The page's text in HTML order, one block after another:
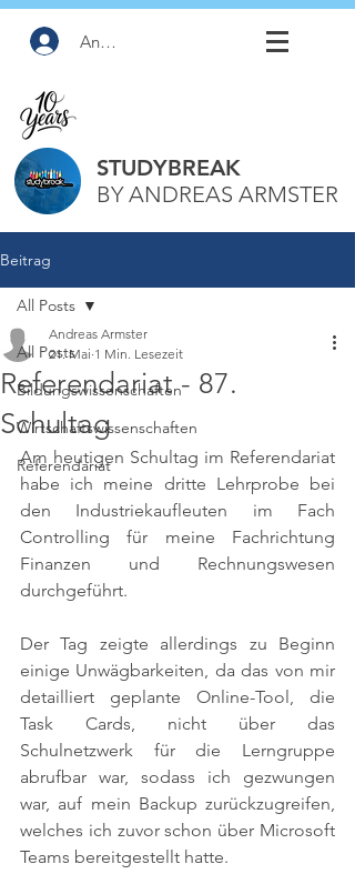
Anmelden
STUDYBREAK
BY ANDREAS ARMSTER
Beitrag
All Posts
Bildungswissenschaften
Wirtschaftswissenschaften
Referendariat
All Posts
Referendariat - 87.
Schultag
Andreas Armster
21. Mai 1 Min. Lesezeit
Am heutigen Schultag im Referendariat
habe ich meine dritte Lehrprobe bei
den Industriekaufleuten im Fach
Controlling für meine Fachrichtung
Finanzen und Rechnungswesen
durchgeführt.
Der Tag zeigte allerdings zu Beginn
einige Unwägbarkeiten, da das von mir
detailliert geplante Online-Tool, die
Task Cards, nicht über das
Schulnetzwerk für die Lerngruppe
abrufbar war, sodass ich gezwungen
war, auf mein Backup zurückzugreifen,
welches ich zuvor schon über Microsoft
Teams bereitgestellt hatte.